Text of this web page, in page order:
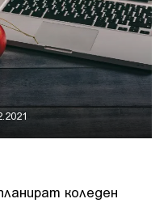
коледен